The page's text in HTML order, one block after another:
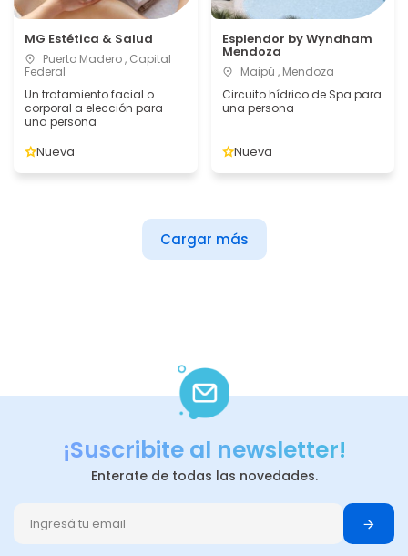
MG Estética & Salud
Puerto Madero , Capital
Federal
Un tratamiento facial o
corporal a elección para
una persona
Nueva
Esplendor by Wyndham
Mendoza
Maipú , Mendoza
Circuito hídrico de Spa para
una persona
Nueva
Cargar más
¡Suscribite al newsletter!
Enterate de todas las novedades.